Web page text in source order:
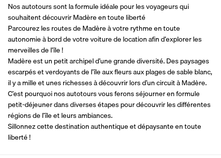
Nos autotours sont la formule idéale pour les voyageurs qui
souhaitent découvrir Madère en toute liberté
Parcourez les routes de Madère à votre rythme en toute
autonomie à bord de votre voiture de location afin d’explorer les
merveilles de l’île !
Madère est un petit archipel d’une grande diversité. Des paysages
escarpés et verdoyants de l’île aux fleurs aux plages de sable blanc,
il y a mille et unes richesses à découvrir lors d’un circuit à Madère.
C’est pourquoi nos autotours vous ferons séjourner en formule
petit-déjeuner dans diverses étapes pour découvrir les différentes
régions de l’île et leurs ambiances.
Sillonnez cette destination authentique et dépaysante en toute
liberté !